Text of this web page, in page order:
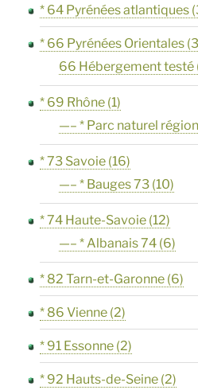
* 64 Pyrénées atlantiques
* 66 Pyrénées Orientales
66 Hébergement testé
* 69 Rhône (1)
—– * Parc naturel
* 73 Savoie (16)
—– * Bauges 73 (10)
* 74 Haute-Savoie (12)
—– * Albanais 74 (6)
* 82 Tarn-et-Garonne (6)
* 86 Vienne (2)
* 91 Essonne (2)
* 92 Hauts-de-Seine (2)